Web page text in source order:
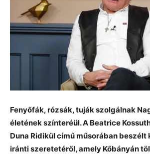
Fenyőfák, rózsák, tuják szolgálnak
életének színteréül. A Beatrice
Duna Ridikül című műsorában
iránti szeretetéről, amely Kőbányán